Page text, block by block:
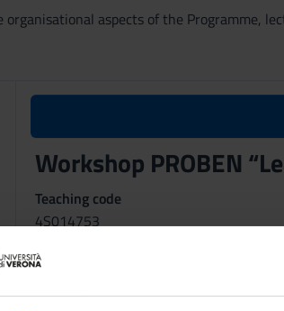
aspects of the Programme,
Workshop PROBEN
Teaching code
4S014753
The course is given by